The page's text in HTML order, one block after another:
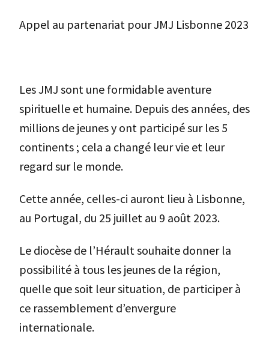
Appel au partenariat pour JMJ Lisbonne 2023
Les JMJ sont une formidable aventure
spirituelle et humaine. Depuis des années, des
millions de jeunes y ont participé sur les 5
continents ; cela a changé leur vie et leur
regard sur le monde.
Cette année, celles-ci auront lieu à Lisbonne,
au Portugal, du 25 juillet au 9 août 2023.
Le diocèse de l’Hérault souhaite donner la
possibilité à tous les jeunes de la région,
quelle que soit leur situation, de participer à
ce rassemblement d’envergure
internationale.